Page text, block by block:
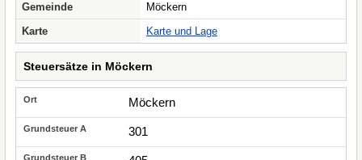
Gemeinde
Möckern
Karte
Karte und Lage
Steuersätze in Möckern
Möckern
301